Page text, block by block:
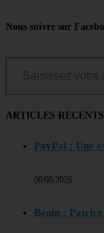
Nous suivre sur
Saisissez votre adresse e-mail…
ARTICLES RECENTS
PayPal : Une
06/08/2026
Bénin :